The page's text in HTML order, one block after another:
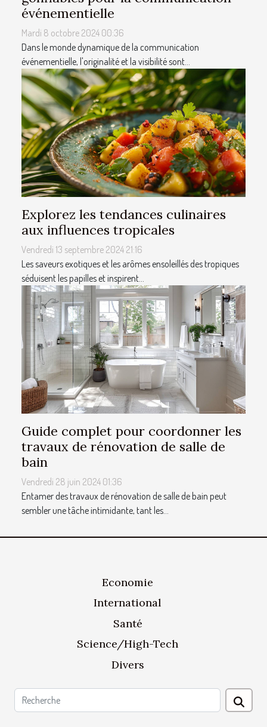
événementielle
Mardi 8 octobre 2024 00:36
Dans le monde dynamique de la communication
événementielle, l'originalité et la visibilité sont...
Explorez les tendances culinaires
aux influences tropicales
Vendredi 13 septembre 2024 21:16
Les saveurs exotiques et les arômes ensoleillés des tropiques
séduisent les papilles et inspirent...
Guide complet pour coordonner les
travaux de rénovation de salle de
bain
Vendredi 28 juin 2024 01:36
Entamer des travaux de rénovation de salle de bain peut
sembler une tâche intimidante, tant les...
Economie
International
Santé
Science/High-Tech
Divers